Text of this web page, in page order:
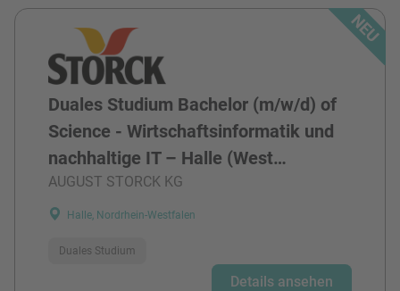
Duales Studium Bachelor (m/w/d) of
Science - Wirtschaftsinformatik und
nachhaltige IT – Halle (West…
AUGUST STORCK KG
Halle, Nordrhein-Westfalen
Duales Studium
Details ansehen